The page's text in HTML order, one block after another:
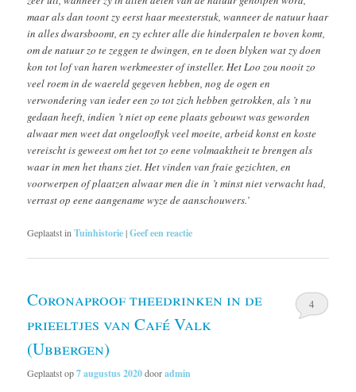
maar als dan toont zy eerst haar meesterstuk, wanneer de natuur haar
in alles dwarsboomt, en zy echter alle die hinderpalen te boven komt,
om de natuur zo te zeggen te dwingen, en te doen blyken wat zy doen
kon tot lof van haren werkmeester of insteller. Het Loo zou nooit zo
veel roem in de waereld gegeven hebben, nog de ogen en
verwondering van ieder een zo tot zich hebben getrokken, als ’t nu
gedaan heeft, indien ’t niet op eene plaats gebouwt was geworden
alwaar men weet dat ongelooflyk veel moeite, arbeid konst en koste
vereischt is geweest om het tot zo eene volmaaktheit te brengen als
waar in men het thans ziet. Het vinden van fraie gezichten, en
voorwerpen of plaatzen alwaar men die in ’t minst niet verwacht had,
verrast op eene aangename wyze de aanschouwers.’
Geplaatst inTuinhistorie|Geef een reactie
Coronaproof theedrinken in de
prieeltjes van Café Valk
(Ubbergen)
Geplaatst op7 augustus 2020dooradmin
4